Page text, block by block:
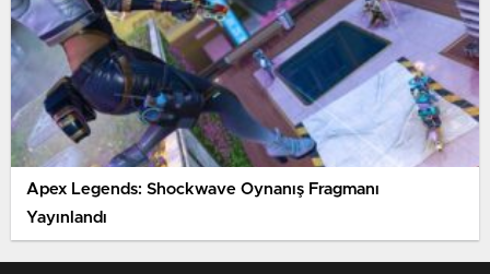
Apex Legends: Shockwave Oynanış Fragmanı
Yayınlandı